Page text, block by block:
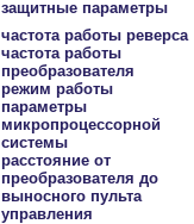
защитные параметры
частота работы реверса
частота работы
преобразователя
режим работы
параметры
микропроцессорной
системы
расстояние от
преобразователя до
выносного пульта
управления